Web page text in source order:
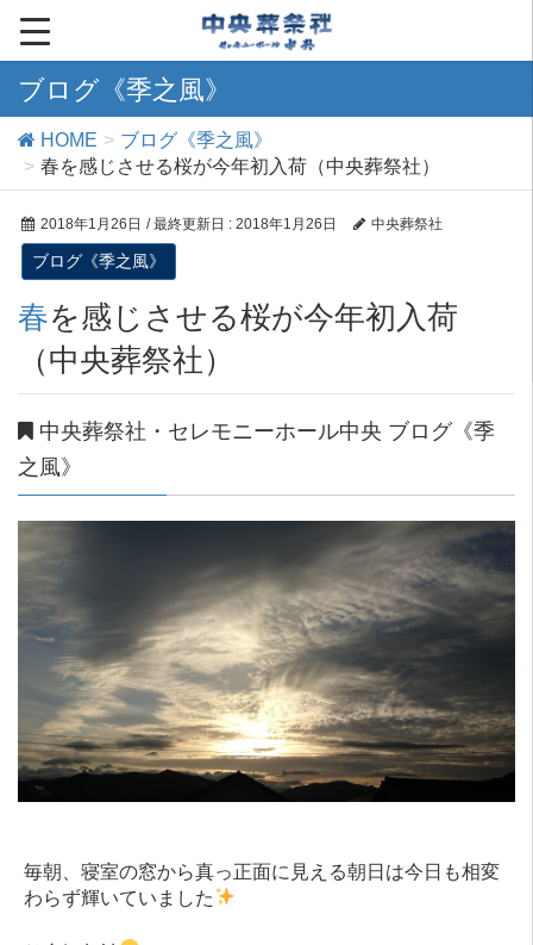
ブログ《季之風》
HOME
ブログ《季之風》
春を感じさせる桜が今年初入荷（中央葬祭社）
2018年1月26日 / 最終更新日 : 2018年1月26日 中央葬祭社
ブログ《季之風》
春を感じさせる桜が今年初入荷
（中央葬祭社）
中央葬祭社・セレモニーホール中央 ブログ《季
之風》
毎朝、寝室の窓から真っ正面に見える朝日は今日も相変
わらず輝いていました